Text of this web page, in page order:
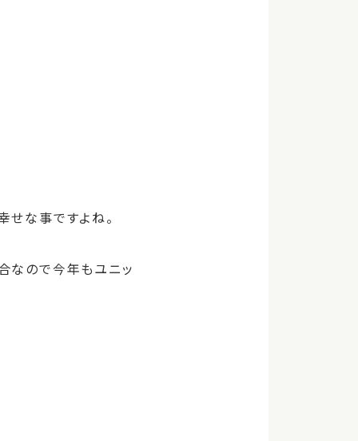
な事ですよね。
なので今年もユニッ